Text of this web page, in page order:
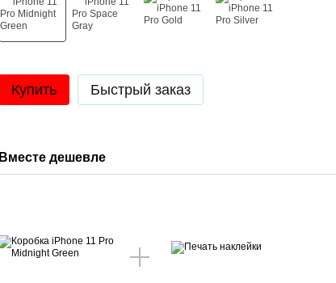
Купить Быстрый заказ
Вместе дешевле